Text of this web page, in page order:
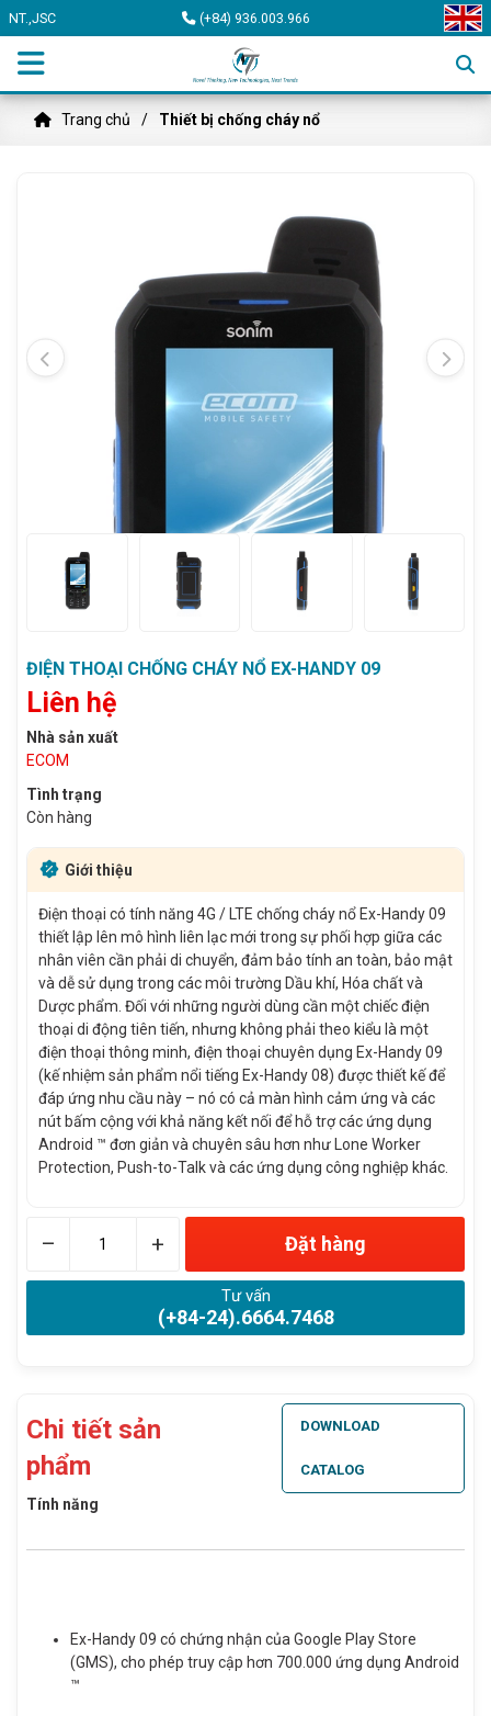
NT.,JSC (+84) 936.003.966
Trang chủ Thiết bị chống cháy nổ
ĐIỆN THOẠI CHỐNG CHÁY NỔ EX-HANDY 09
Liên hệ
Nhà sản xuất
ECOM
Tình trạng
Còn hàng
Giới thiệu
Điện thoại có tính năng 4G / LTE chống cháy nổ Ex-Handy 09
thiết lập lên mô hình liên lạc mới trong sự phối hợp giữa các
nhân viên cần phải di chuyển, đảm bảo tính an toàn, bảo mật
và dễ sử dụng trong các môi trường Dầu khí, Hóa chất và
Dược phẩm. Đối với những người dùng cần một chiếc điện
thoại di động tiên tiến, nhưng không phải theo kiểu là một
điện thoại thông minh, điện thoại chuyên dụng Ex-Handy 09
(kế nhiệm sản phẩm nổi tiếng Ex-Handy 08) được thiết kế để
đáp ứng nhu cầu này – nó có cả màn hình cảm ứng và các
nút bấm cộng với khả năng kết nối để hỗ trợ các ứng dụng
Android ™ đơn giản và chuyên sâu hơn như Lone Worker
Protection, Push-to-Talk và các ứng dụng công nghiệp khác.
– + Đặt hàng
Tư vấn
(+84-24).6664.7468
Chi tiết sản
phẩm
DOWNLOAD
CATALOG
Tính năng
Ex-Handy 09 có chứng nhận của Google Play Store
(GMS), cho phép truy cập hơn 700.000 ứng dụng Android
™